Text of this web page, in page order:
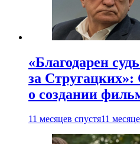
«Благодарен
за Стругацких»:
о создании
11 месяцев спустя11